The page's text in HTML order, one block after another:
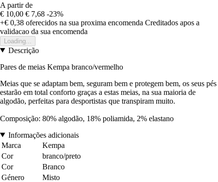
A partir de
€ 10,00 € 7,68 -23%
+€ 0,38 oferecidos na sua proxima encomenda Creditados apos a
validacao da sua encomenda
Loading...
Descrição
Pares de meias Kempa branco/vermelho
Meias que se adaptam bem, seguram bem e protegem bem, os seus pés
estarão em total conforto graças a estas meias, na sua maioria de
algodão, perfeitas para desportistas que transpiram muito.
Composição: 80% algodão, 18% poliamida, 2% elastano
Informações adicionais
Marca
Kempa
Cor
branco/preto
Cor
Branco
Género
Misto